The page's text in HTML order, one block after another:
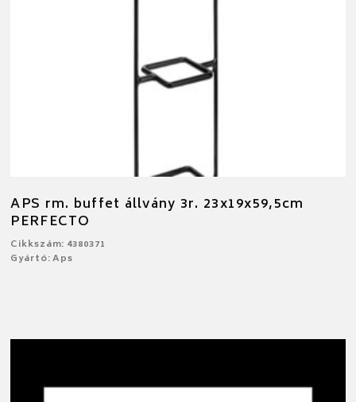
APS rm. buffet állvány 3r. 23x19x59,5cm
PERFECTO
Cikkszám: 4380371
Gyártó: Aps